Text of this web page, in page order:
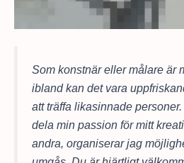
Som konstnär eller målare är
ibland kan det vara
att träffa likasinnade
dela min passion för mitt
andra, organiserar jag